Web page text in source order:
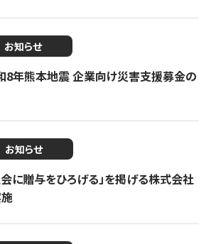
お知らせ
8年熊本地震 企業向け災害支援募金の
お知らせ
会に贈与をひろげる」を掲げる株式会社